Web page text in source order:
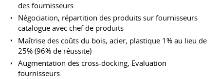
des fournisseurs
Négociation, répartition des produits sur fournisseurs
catalogue avec chef de produits
Maîtrise des coûts du bois, acier, plastique 1% au lieu de
25% (96% de réussite)
Augmentation des cross-docking, Evaluation
fournisseurs